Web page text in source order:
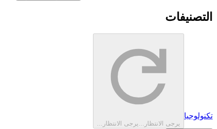
التصنيفات
تكنولوجيا
يرجى الانتظار...يرجى الانتظار...